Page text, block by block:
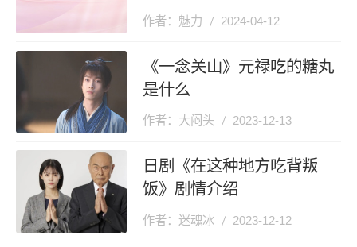
作者：魅力 2024-04-12
《一念关山》元禄吃的糖丸
是什么
作者：大闷头 2023-12-13
日剧《在这种地方吃背叛
饭》剧情介绍
作者：迷魂冰 2023-12-12